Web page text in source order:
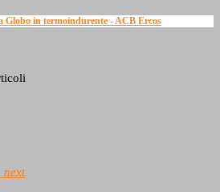
Globo in termoindurente - ACB Ercos